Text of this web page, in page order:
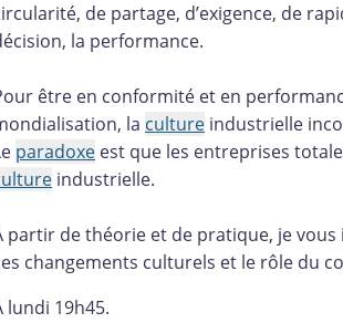
de partage, d’exigence, de
la performance.
être en conformité et en
la culture industrielle
paradoxe est que les entreprises
industrielle.
partir de théorie et de pratique, je
changements culturels et le rôle du
lundi 19h45.